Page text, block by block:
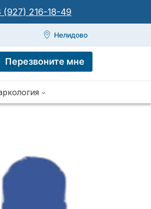
(927) 216-18-49
Нелидово
Перезвоните мне